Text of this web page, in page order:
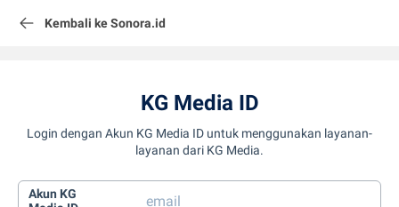
Kembali ke Sonora.id
KG Media ID
Login dengan Akun KG Media ID untuk menggunakan layanan-
layanan dari KG Media.
Akun KG